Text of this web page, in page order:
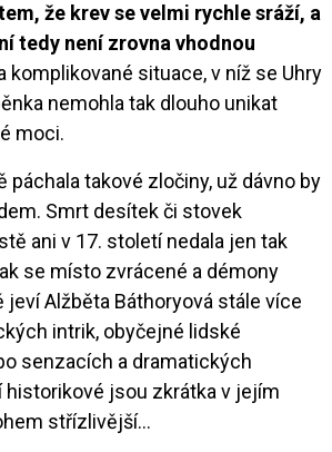
že krev se velmi rychle sráží, a
tedy není zrovna vhodnou
komplikované situace, v níž se Uhry
nemohla tak dlouho unikat
moci.
páchala takové zločiny, už dávno by
Smrt desítek či stovek
ani v 17. století nedala jen tak
se místo zvrácené a démony
jeví Alžběta Báthoryová stále více
intrik, obyčejné lidské
senzacích a dramatických
historikové jsou zkrátka v jejím
střízlivější…